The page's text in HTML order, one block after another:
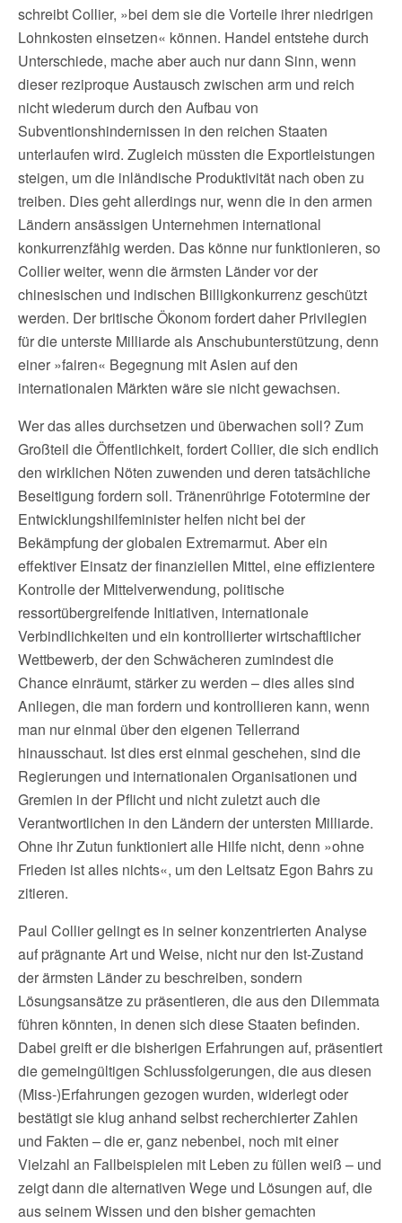
schreibt Collier, »bei dem sie die Vorteile ihrer niedrigen
Lohnkosten einsetzen« können. Handel entstehe durch
Unterschiede, mache aber auch nur dann Sinn, wenn
dieser reziproque Austausch zwischen arm und reich
nicht wiederum durch den Aufbau von
Subventionshindernissen in den reichen Staaten
unterlaufen wird. Zugleich müssten die Exportleistungen
steigen, um die inländische Produktivität nach oben zu
treiben. Dies geht allerdings nur, wenn die in den armen
Ländern ansässigen Unternehmen international
konkurrenzfähig werden. Das könne nur funktionieren, so
Collier weiter, wenn die ärmsten Länder vor der
chinesischen und indischen Billigkonkurrenz geschützt
werden. Der britische Ökonom fordert daher Privilegien
für die unterste Milliarde als Anschubunterstützung, denn
einer »fairen« Begegnung mit Asien auf den
internationalen Märkten wäre sie nicht gewachsen.
Wer das alles durchsetzen und überwachen soll? Zum
Großteil die Öffentlichkeit, fordert Collier, die sich endlich
den wirklichen Nöten zuwenden und deren tatsächliche
Beseitigung fordern soll. Tränenrührige Fototermine der
Entwicklungshilfeminister helfen nicht bei der
Bekämpfung der globalen Extremarmut. Aber ein
effektiver Einsatz der finanziellen Mittel, eine effizientere
Kontrolle der Mittelverwendung, politische
ressortübergreifende Initiativen, internationale
Verbindlichkeiten und ein kontrollierter wirtschaftlicher
Wettbewerb, der den Schwächeren zumindest die
Chance einräumt, stärker zu werden – dies alles sind
Anliegen, die man fordern und kontrollieren kann, wenn
man nur einmal über den eigenen Tellerrand
hinausschaut. Ist dies erst einmal geschehen, sind die
Regierungen und internationalen Organisationen und
Gremien in der Pflicht und nicht zuletzt auch die
Verantwortlichen in den Ländern der untersten Milliarde.
Ohne ihr Zutun funktioniert alle Hilfe nicht, denn »ohne
Frieden ist alles nichts«, um den Leitsatz Egon Bahrs zu
zitieren.
Paul Collier gelingt es in seiner konzentrierten Analyse
auf prägnante Art und Weise, nicht nur den Ist-Zustand
der ärmsten Länder zu beschreiben, sondern
Lösungsansätze zu präsentieren, die aus den Dilemmata
führen könnten, in denen sich diese Staaten befinden.
Dabei greift er die bisherigen Erfahrungen auf, präsentiert
die gemeingültigen Schlussfolgerungen, die aus diesen
(Miss-)Erfahrungen gezogen wurden, widerlegt oder
bestätigt sie klug anhand selbst recherchierter Zahlen
und Fakten – die er, ganz nebenbei, noch mit einer
Vielzahl an Fallbeispielen mit Leben zu füllen weiß – und
zeigt dann die alternativen Wege und Lösungen auf, die
aus seinem Wissen und den bisher gemachten